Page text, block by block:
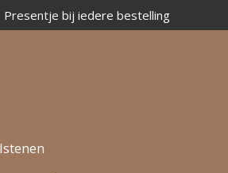
Presentje bij iedere bestelling